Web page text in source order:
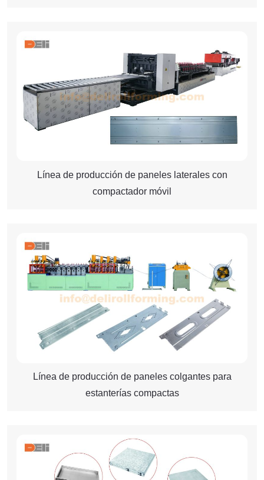
Línea de producción de paneles laterales con
compactador móvil
Línea de producción de paneles colgantes para
estanterías compactas